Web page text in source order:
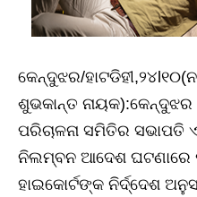
କେନ୍ଦୁଝର/
ଶୁଭକାନ୍ତ
ପରିଚାଳନା ସମିତିର
ନିଲମ୍ବନ ଆଦେଶ ଘଟଣାରେ
ହାଇକୋର୍ଟଙ୍କ ନିର୍ଦ୍ଦେଶ